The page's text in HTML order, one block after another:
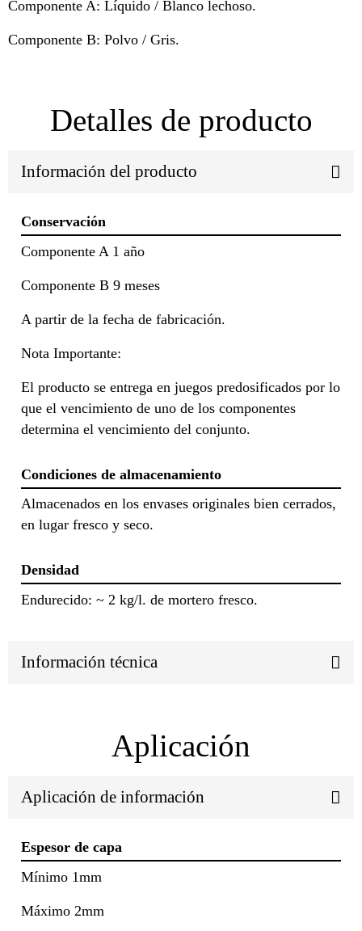
Componente A: Líquido / Blanco lechoso.
Componente B: Polvo / Gris.
Detalles de producto
Información del producto
Conservación
Componente A 1 año
Componente B 9 meses
A partir de la fecha de fabricación.
Nota Importante:
El producto se entrega en juegos predosificados por lo
que el vencimiento de uno de los componentes
determina el vencimiento del conjunto.
Condiciones de almacenamiento
Almacenados en los envases originales bien cerrados,
en lugar fresco y seco.
Densidad
Endurecido: ~ 2 kg/l. de mortero fresco.
Información técnica
Aplicación
Aplicación de información
Espesor de capa
Mínimo 1mm
Máximo 2mm